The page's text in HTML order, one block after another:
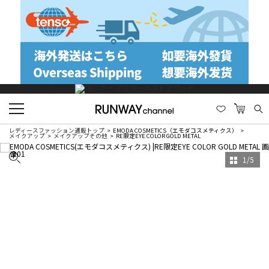
レディースファッション通販トップ EMODA COSMETICS（エモダコスメティクス）
メイクアップ メイクアップその他 RE限定EYE COLOR GOLD METAL
1 /5